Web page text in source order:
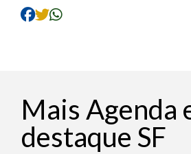
Mais Agenda
destaque SF